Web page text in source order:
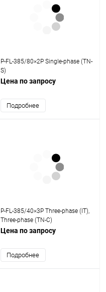
P-FL-385/80×2P Single-phase (TN-
S)
Цена по запросу
Подробнее
P-FL-385/40×3P Three-phase (IT),
Three-phase (TN-C)
Цена по запросу
Подробнее